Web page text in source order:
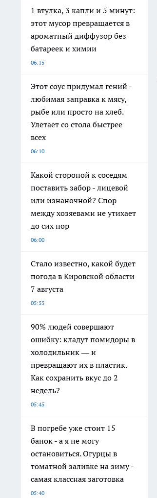
1 втулка, 3 капли и 5 минут:
этот мусор превращается в
ароматный диффузор без
батареек и химии
06:15
Этот соус придумал гений -
любимая заправка к мясу,
рыбе или просто на хлеб.
Улетает со стола быстрее
всех
06:10
Какой стороной к соседям
поставить забор - лицевой
или изнаночной? Спор
между хозяевами не утихает
до сих пор
06:00
Стало известно, какой будет
погода в Кировской области
7 августа
05:55
90% людей совершают
ошибку: кладут помидоры в
холодильник — и
превращают их в пластик.
Как сохранить вкус до 2
недель?
05:45
В погребе уже стоит 15
банок - а я не могу
остановиться. Огурцы в
томатной заливке на зиму -
самая классная заготовка
05:40